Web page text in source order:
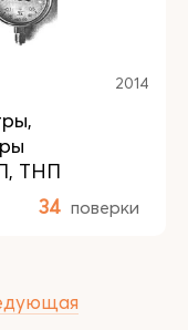
2014
ТНП
34 поверки